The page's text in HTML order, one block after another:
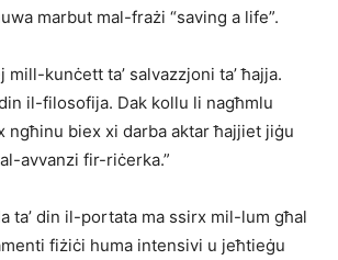
marbut mal-frażi “saving a life”.
mill-kunċett ta’ salvazzjoni ta’ ħajja.
il-filosofija. Dak kollu li nagħmlu
ngħinu biex xi darba aktar ħajjiet jiġu
avvanzi fir-riċerka.”
ta’ din il-portata ma ssirx mil-lum għal
fiżiċi huma intensivi u jeħtieġu